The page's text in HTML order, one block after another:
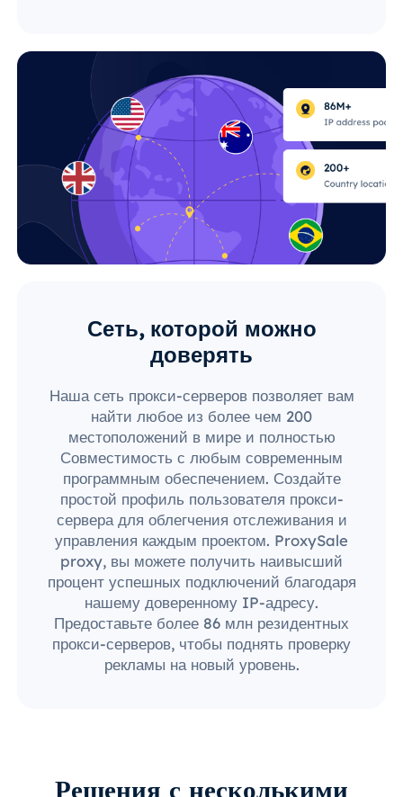
Сеть, которой можно
доверять
Наша сеть прокси-серверов позволяет вам
найти любое из более чем 200
местоположений в мире и полностью
Совместимость с любым современным
программным обеспечением. Создайте
простой профиль пользователя прокси-
сервера для облегчения отслеживания и
управления каждым проектом. ProxySale
proxy, вы можете получить наивысший
процент успешных подключений благодаря
нашему доверенному IP-адресу.
Предоставьте более 86 млн резидентных
прокси-серверов, чтобы поднять проверку
рекламы на новый уровень.
Решения с несколькими